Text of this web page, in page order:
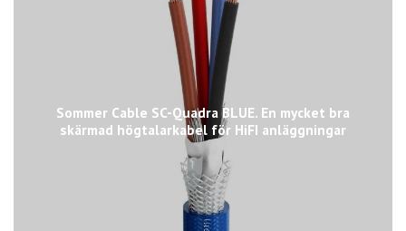
Sommer Cable SC-Quadra BLUE. En mycket bra
skärmad högtalarkabel för HiFI anläggningar